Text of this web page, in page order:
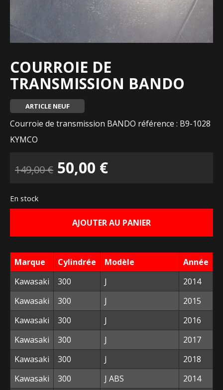
COURROIE DE
TRANSMISSION BANDO
ARTICLE NEUF
Courroie de transmission BANDO référence : B9-1028
KYMCO
149,00€ Le
initial
était :
149,00 €.
50,00 €Le
actuel
est :
50,00 €.
En stock
AJOUTER AU PANIER
Marque Cylindrée Modèle
Année
Kawasaki
300 J
2014
Kawasaki
300 J
2015
Kawasaki
300 J
2016
Kawasaki
300 J
2017
Kawasaki
300 J
2018
Kawasaki
300 J ABS
2014